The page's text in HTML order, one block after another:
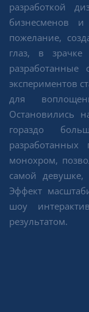
разработкой
бизнесменов
пожелание,
глаз, в зрачке
разработанные
экспериментов
для
Остановились
гораздо
монохром,
самой
Эффект
шоу
результатом.